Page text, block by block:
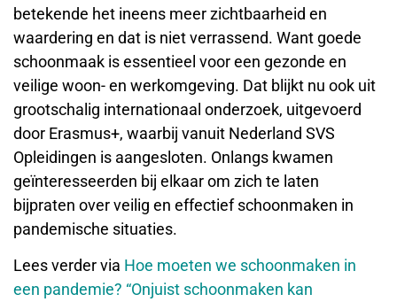
betekende het ineens meer zichtbaarheid en
waardering en dat is niet verrassend. Want goede
schoonmaak is essentieel voor een gezonde en
veilige woon- en werkomgeving. Dat blijkt nu ook uit
grootschalig internationaal onderzoek, uitgevoerd
door Erasmus+, waarbij vanuit Nederland SVS
Opleidingen is aangesloten. Onlangs kwamen
geïnteresseerden bij elkaar om zich te laten
bijpraten over veilig en effectief schoonmaken in
pandemische situaties.
Lees verder via Hoe moeten we schoonmaken in
een pandemie? “Onjuist schoonmaken kan